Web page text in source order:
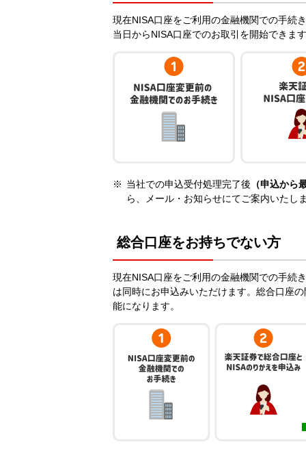
現在NISA口座をご利用の金融機関での手続
当日からNISA口座でのお取引を開始できま
当社での申込受付処理完了後 （申込から
ら、メール・お知らせにてご案内いたし
総合口座をお持ちでない方
現在NISA口座をご利用の金融機関での手続
は同時にお申込みいただけます。総合口座
能になります。